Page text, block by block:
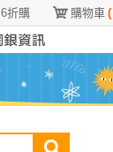
購物車 (
6折購